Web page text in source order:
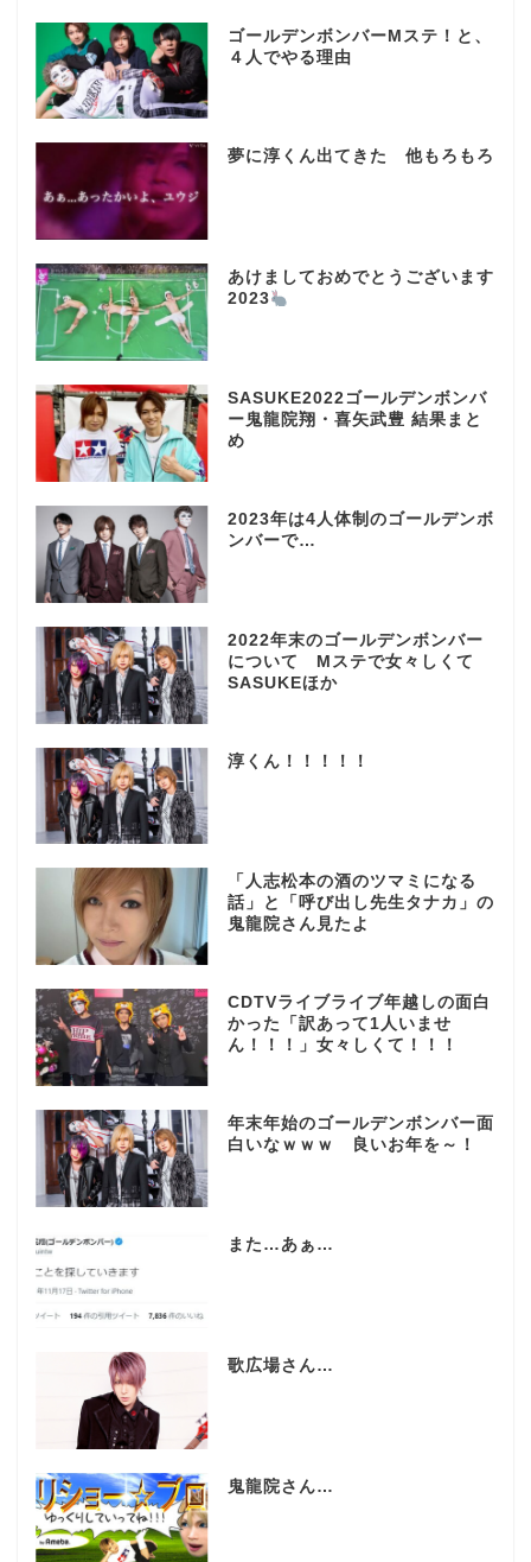
ゴールデンボンバーMステ！と、
４人でやる理由
夢に淳くん出てきた 他もろもろ
あけましておめでとうございます
2023
SASUKE2022ゴールデンボンバ
ー鬼龍院翔・喜矢武豊 結果まと
め
2023年は4人体制のゴールデンボ
ンバーで…
2022年末のゴールデンボンバー
について Mステで女々しくて
SASUKEほか
淳くん！！！！！
「人志松本の酒のツマミになる
話」と「呼び出し先生タナカ」の
鬼龍院さん見たよ
CDTVライブライブ年越しの面白
かった「訳あって1人いませ
ん！！！」女々しくて！！！
年末年始のゴールデンボンバー面
白いなｗｗｗ 良いお年を～！
また…あぁ…
歌広場さん…
鬼龍院さん…